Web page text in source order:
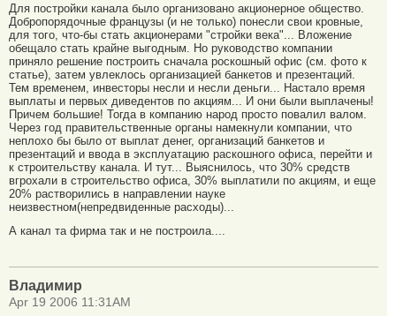
Для постройки канала было организовано акционерное общество.
Добропорядочные французы (и не только) понесли свои кровные,
для того, что-бы стать акционерами "стройки века"... Вложение
обещало стать крайне выгодным. Но руководство компании
приняло решение построить сначала роскошный офис (см. фото к
статье), затем увлеклось организацией банкетов и презентаций.
Тем временем, инвесторы несли и несли деньги... Настало время
выплаты и первых диведентов по акциям... И они были выплачены!
Причем большие! Тогда в компанию народ просто повалил валом.
Через год правительственные органы намекнули компании, что
неплохо бы было от выплат денег, организаций банкетов и
презентаций и ввода в эксплуатацию раскошного офиса, перейти и
к строительству канала. И тут... Выяснилось, что 30% средств
вгрохали в строительство офиса, 30% выплатили по акциям, и еще
20% растворились в направлении науке
неизвестном(непредвиденные расходы)...
А канал та фирма так и не построила....
Владимир
Apr 19 2006 11:31AM